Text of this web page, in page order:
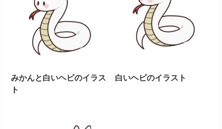
みかんと白いヘビのイラス
ト
白いヘビのイラスト